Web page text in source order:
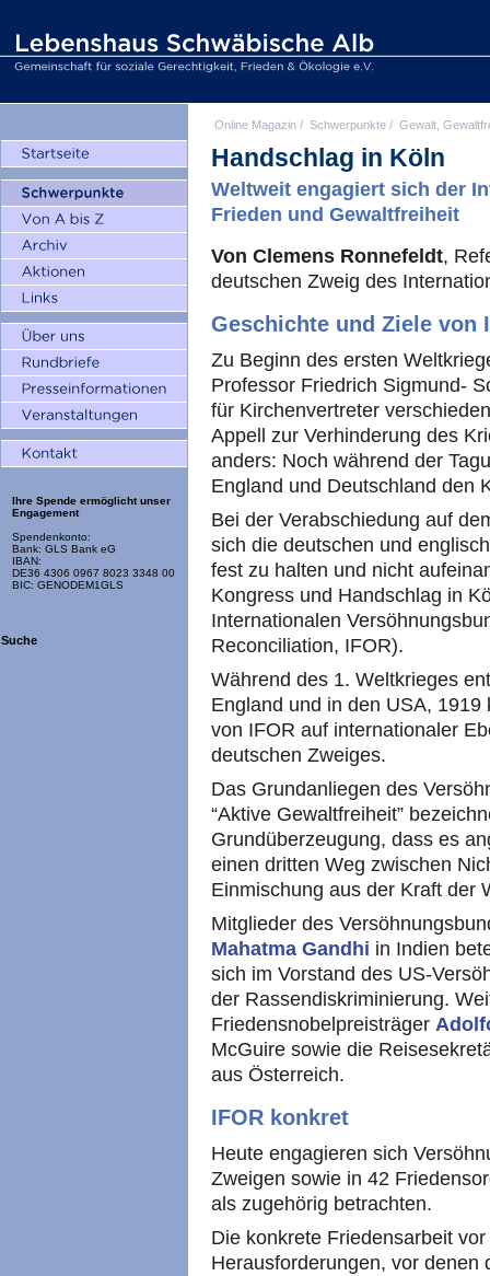
Ihre Spende ermöglicht unser
Engagement
Spendenkonto:
Bank: GLS Bank eG
IBAN:
DE36 4306 0967 8023 3348 00
BIC: GENODEM1GLS
Suche
Online Magazin / Schwerpunkte / Gewalt,
Handschlag in Köln
Weltweit engagiert sich der
Frieden und Gewaltfreiheit
Von Clemens Ronnefeldt,
deutschen Zweig des
Geschichte und Ziele von
Zu Beginn des ersten
Professor Friedrich Sigmund-
für Kirchenvertreter
Appell zur Verhinderung des
anders: Noch während der
England und Deutschland den
Bei der Verabschiedung auf
sich die deutschen und
fest zu halten und nicht
Kongress und Handschlag in
Internationalen
Reconciliation, IFOR).
Während des 1. Weltkrieges
England und in den USA, 1919
von IFOR auf internationaler
deutschen Zweiges.
Das Grundanliegen des
“Aktive Gewaltfreiheit”
Grundüberzeugung, dass es
einen dritten Weg zwischen
Einmischung aus der Kraft der
Mitglieder des
Mahatma Gandhi in Indien
sich im Vorstand des US-
der Rassendiskriminierung.
Friedensnobelpreisträger
McGuire sowie die
aus Österreich.
IFOR konkret
Heute engagieren sich
Zweigen sowie in 42
als zugehörig betrachten.
Die konkrete Friedensarbeit
Herausforderungen, vor denen